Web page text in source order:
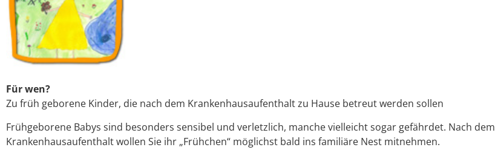
Für wen?
Zu früh geborene Kinder, die nach dem Krankenhausaufenthalt zu Hause betreut werden sollen
Frühgeborene Babys sind besonders sensibel und verletzlich, manche vielleicht sogar gefährdet. Nach dem
Krankenhausaufenthalt wollen Sie ihr „Frühchen“ möglichst bald ins familiäre Nest mitnehmen.